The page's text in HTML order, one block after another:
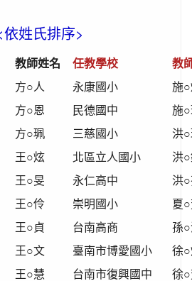
姓氏排序>
教師姓名 任教學校
教
方○人 永康國小
施
方○恩 民德國中
施
方○珮 三慈國小
洪
王○炫 北區立人國小
洪
王○旻 永仁高中
洪
王○伶 崇明國小
夏
王○貞 台南高商
孫
王○文 臺南市博愛國小
徐
王○慧 台南市復興國中
徐